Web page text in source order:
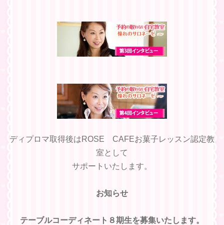
ディプロマ取得後はROSE CAFEお菓子レッスン認定教
室として
サポートいたします。
お知らせ
テーブルコーディネート８期生を募集いたします。